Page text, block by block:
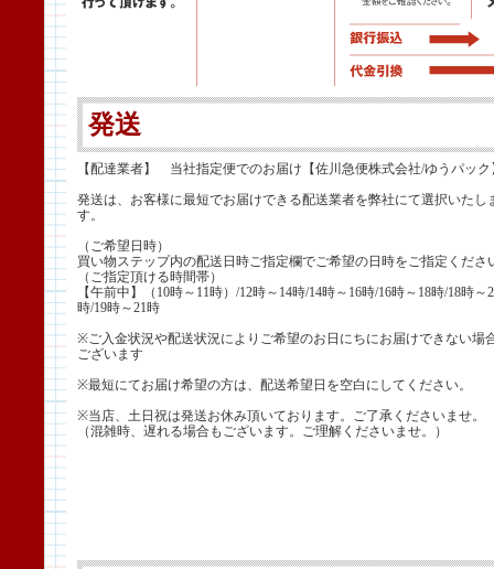
発送
【配達業者】 当社指定便でのお届け【佐川急便株式会社/ゆうパック
発送は、お客様に最短でお届けできる配送業者を弊社にて選択いたし
す。
（ご希望日時）
買い物ステップ内の配送日時ご指定欄でご希望の日時をご指定くださ
（ご指定頂ける時間帯）
【午前中】（10時～11時）/12時～14時/14時～16時/16時～18時/18時～
時/19時～21時
※ご入金状況や配送状況によりご希望のお日にちにお届けできない場
ございます
※最短にてお届け希望の方は、配送希望日を空白にしてください。
※当店、土日祝は発送お休み頂いております。ご了承くださいませ。
（混雑時、遅れる場合もございます。ご理解くださいませ。）